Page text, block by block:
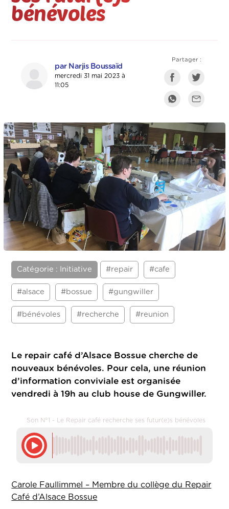
bénévoles
par Narjis Boussaïd
mercredi 31 mai 2023 à
11:05
Partager :
Catégorie : Initiative #repair #cafe
#alsace #bossue #gungwiller
#bénévoles #recherche #reunion
Le repair café d’Alsace Bossue cherche de
nouveaux bénévoles. Pour cela, une réunion
d’information conviviale est organisée
vendredi à 19h au club house de Gungwiller.
Son N°1 - Le Repair café recherche ses futur(e)s bénévoles
Carole Faullimmel – Membre du collège du Repair
Café d’Alsace Bossue